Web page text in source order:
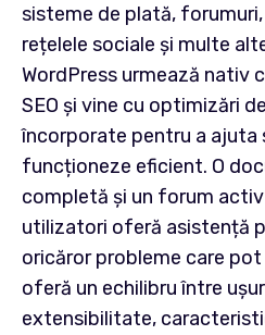
sisteme de plată,
rețelele sociale și multe
WordPress urmează nativ
SEO și vine cu optimizări
încorporate pentru a ajuta
funcționeze eficient. O
completă și un forum
utilizatori oferă asistență
oricăror probleme care pot
oferă un echilibru între
extensibilitate,